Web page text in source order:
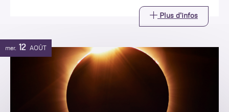
Plus d'infos
mer. 12 AOÛT